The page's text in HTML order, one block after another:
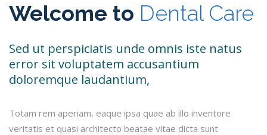
Welcome to Dental Care
Sed ut perspiciatis unde omnis iste natus
error sit voluptatem accusantium
doloremque laudantium,
Totam rem aperiam, eaque ipsa quae ab illo inventore
veritatis et quasi architecto beatae vitae dicta sunt